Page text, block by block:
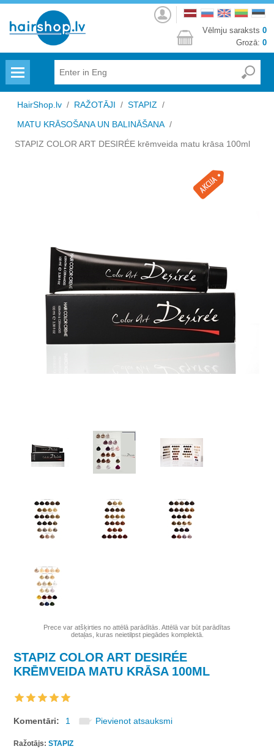
Autorizēties
Vēlmju saraksts 0
Grozā: 0
HairShop.lv / RAŽOTĀJI / STAPIZ /
MATU KRĀSOŠANA UN BALINĀŠANA /
STAPIZ COLOR ART DESIRÉE krēmveida matu krāsa 100ml
Prece var atšķirties no attēlā parādītās. Attēlā var būt parādītas
detaļas, kuras neietilpst piegādes komplektā.
STAPIZ COLOR ART DESIRÉE
KRĒMVEIDA MATU KRĀSA 100ML
Komentāri: 1 Pievienot atsauksmi
Ražotājs: STAPIZ